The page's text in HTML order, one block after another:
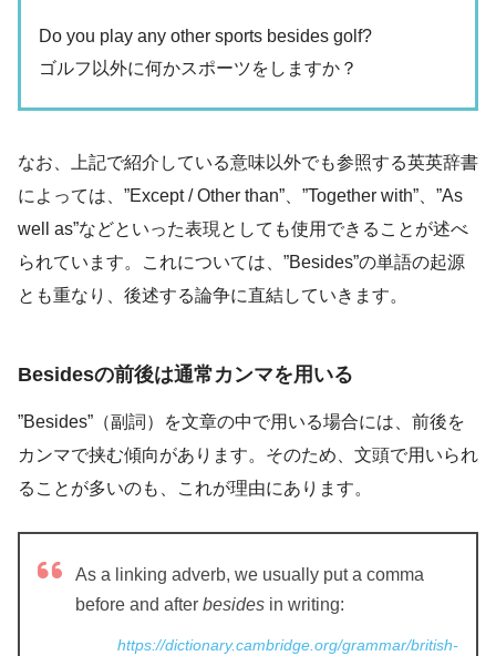
Do you play any other sports besides golf?
ゴルフ以外に何かスポーツをしますか？
なお、上記で紹介している意味以外でも参照する英英辞書
によっては、”Except / Other than”、”Together with”、”As
well as”などといった表現としても使用できることが述べ
られています。これについては、”Besides”の単語の起源
とも重なり、後述する論争に直結していきます。
Besidesの前後は通常カンマを用いる
”Besides”（副詞）を文章の中で用いる場合には、前後を
カンマで挟む傾向があります。そのため、文頭で用いられ
ることが多いのも、これが理由にあります。
As a linking adverb, we usually put a comma
before and after besides in writing:
https://dictionary.cambridge.org/grammar/british-